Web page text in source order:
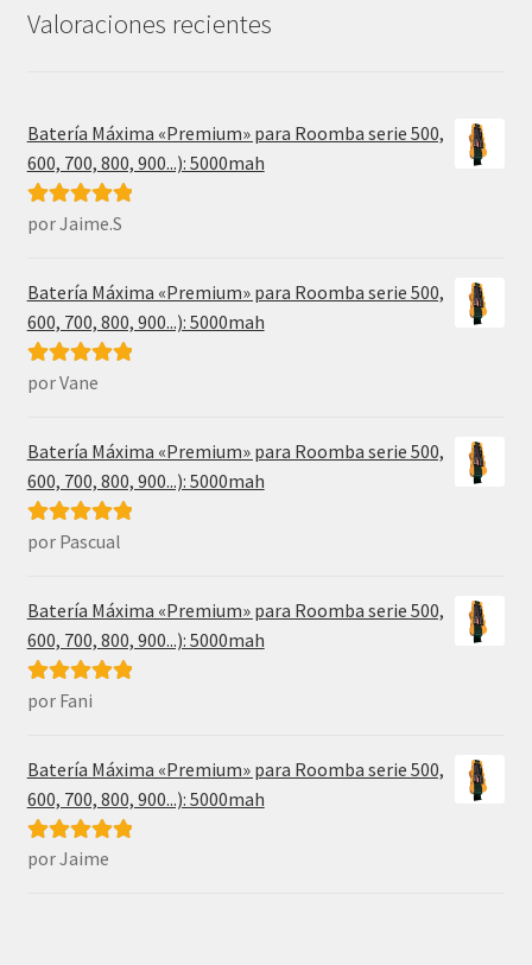
31,99€.
Valoraciones recientes
Batería Máxima «Premium» para Roomba serie 500,
600, 700, 800, 900...): 5000mah
Valorado con
por Jaime.S
Batería Máxima «Premium» para Roomba serie 500,
600, 700, 800, 900...): 5000mah
Valorado con
por Vane
Batería Máxima «Premium» para Roomba serie 500,
600, 700, 800, 900...): 5000mah
Valorado con
por Pascual
Batería Máxima «Premium» para Roomba serie 500,
600, 700, 800, 900...): 5000mah
Valorado con
por Fani
Batería Máxima «Premium» para Roomba serie 500,
600, 700, 800, 900...): 5000mah
Valorado con
por Jaime